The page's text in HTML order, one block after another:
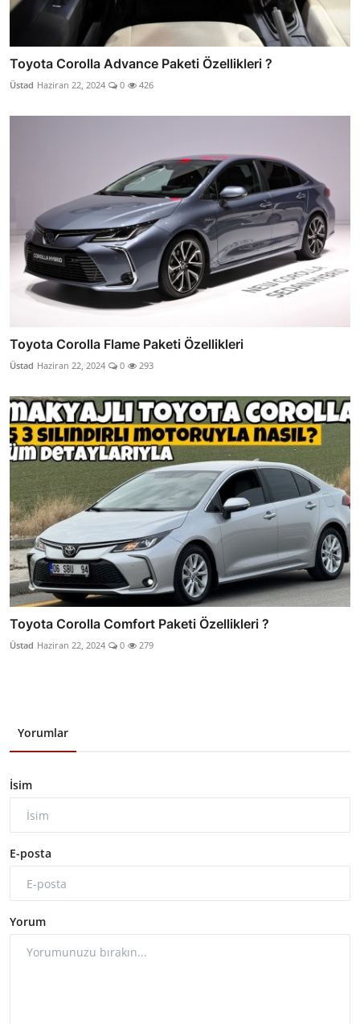
Toyota Corolla Advance Paketi Özellikleri ?
Üstad Haziran 22, 2024 0 426
Toyota Corolla Flame Paketi Özellikleri
Üstad Haziran 22, 2024 0 293
Toyota Corolla Comfort Paketi Özellikleri ?
Üstad Haziran 22, 2024 0 279
Yorumlar
İsim
E-posta
Yorum